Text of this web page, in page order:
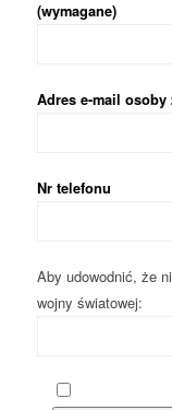
(wymagane)
Adres e-mail osoby
Nr telefonu
Aby udowodnić, że
wojny światowej: